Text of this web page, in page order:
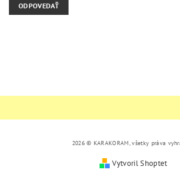
ODPOVEDAŤ
2026 © KARAKORAM, všetky práva
Vytvoril Shoptet